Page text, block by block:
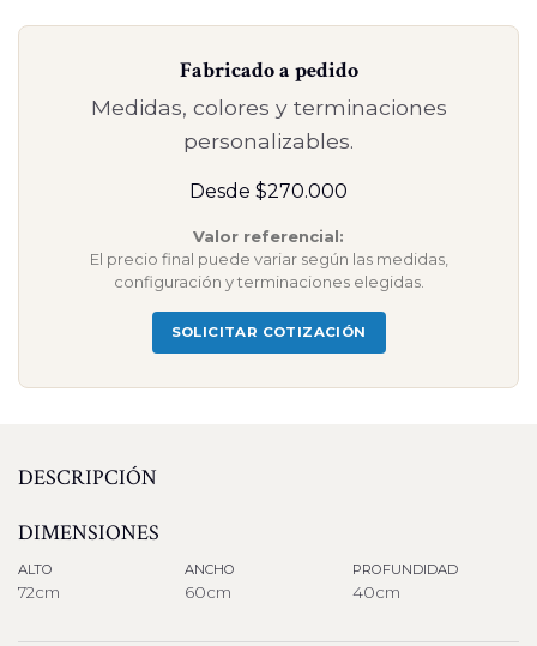
Fabricado a pedido
Medidas, colores y terminaciones
personalizables.
Desde $270.000
Valor referencial:
El precio final puede variar según las medidas,
configuración y terminaciones elegidas.
SOLICITAR COTIZACIÓN
DESCRIPCIÓN
DIMENSIONES
ALTO
72cm
ANCHO
60cm
PROFUNDIDAD
40cm